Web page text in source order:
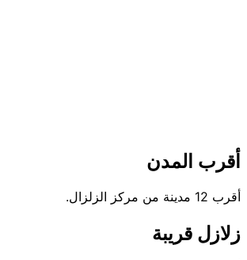
أقرب المدن
أقرب 12 مدينة من مركز الزلزال.
زلازل قريبة